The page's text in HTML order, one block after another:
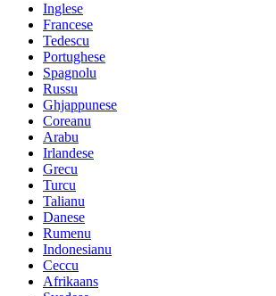
Inglese
Francese
Tedescu
Portughese
Spagnolu
Russu
Ghjappunese
Coreanu
Arabu
Irlandese
Grecu
Turcu
Talianu
Danese
Rumenu
Indonesianu
Ceccu
Afrikaans